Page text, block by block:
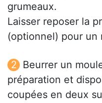
grumeaux.
Laisser reposer la
(optionnel) pour un
Beurrer un
préparation et
coupées en deux